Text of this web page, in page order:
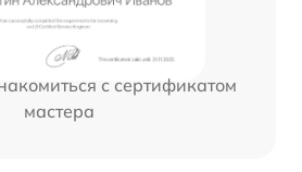
с сертификатом
мастера